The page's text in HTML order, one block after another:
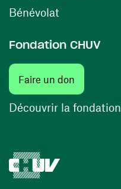
Bénévolat
Fondation CHUV
Faire un don
Découvrir la fondation